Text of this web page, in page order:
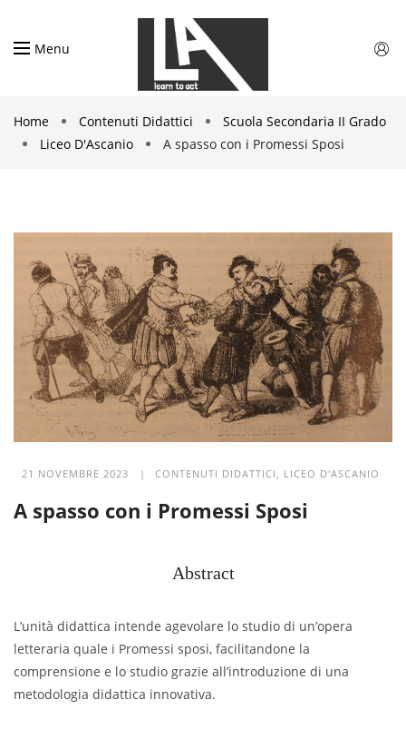
Menu
Home Contenuti Didattici
Scuola Secondaria II Grado
Liceo D'Ascanio
A spasso con i Promessi Sposi
21 NOVEMBRE 2023 | CONTENUTI DIDATTICI , LICEO D'ASCANIO
A spasso con i Promessi Sposi
Abstract
L’unità didattica intende agevolare lo studio di un’opera
letteraria quale i Promessi sposi, facilitandone la
comprensione e lo studio grazie all’introduzione di una
metodologia didattica innovativa.